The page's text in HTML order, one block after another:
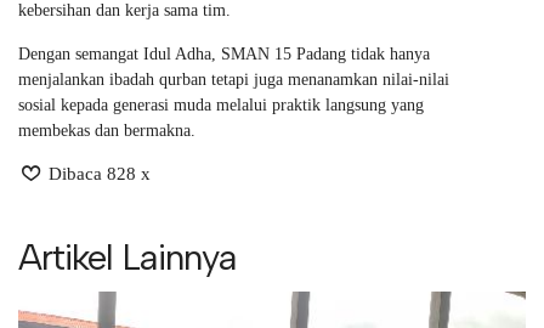
kebersihan dan kerja sama tim.
Dengan semangat Idul Adha, SMAN 15 Padang tidak hanya
menjalankan ibadah qurban tetapi juga menanamkan nilai-nilai
sosial kepada generasi muda melalui praktik langsung yang
membekas dan bermakna.
Dibaca 828 x
Artikel Lainnya